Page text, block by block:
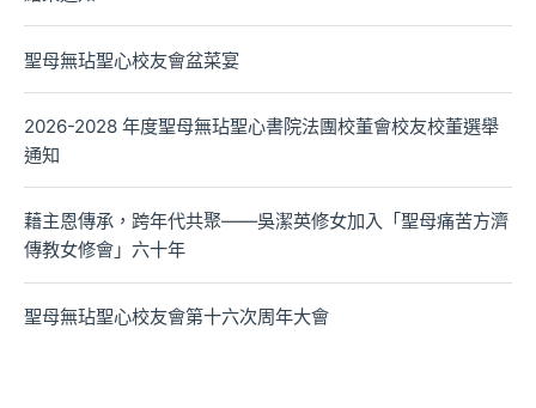
聖母無玷聖心校友會盆菜宴
2026-2028 年度聖母無玷聖心書院法團校董會校友校董選舉
通知
藉主恩傳承，跨年代共聚——吳潔英修女加入「聖母痛苦方濟
傳教女修會」六十年
聖母無玷聖心校友會第十六次周年大會